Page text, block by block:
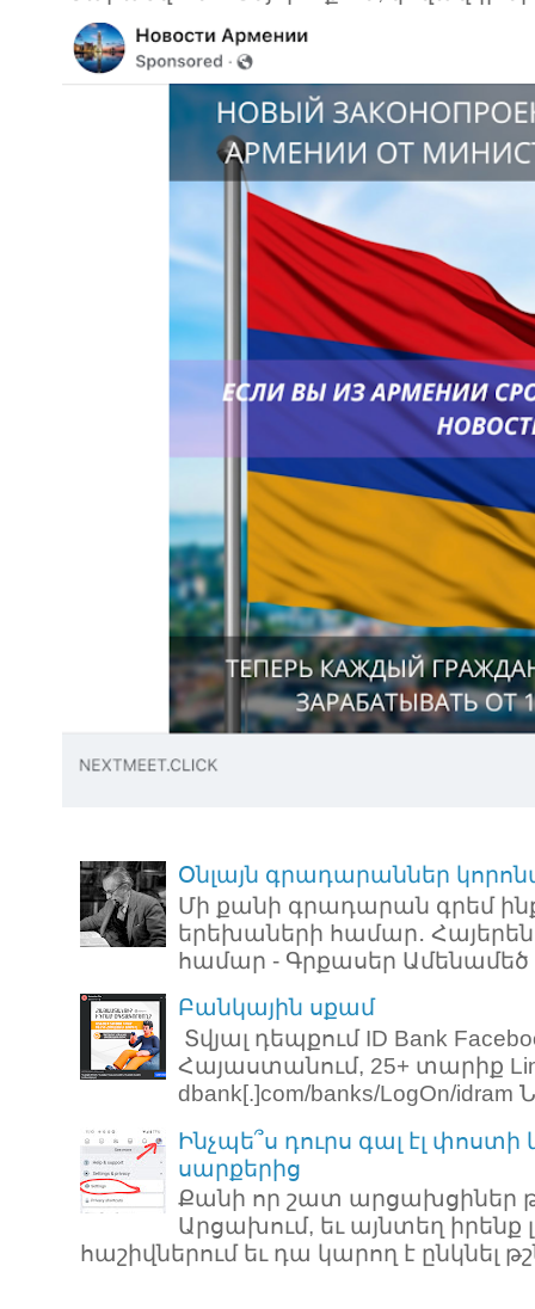
Օնլայն գրադարաններ
Մի քանի գրադարան գրեմ
երեխաների համար․
համար - Գրքասեր Ամենամեծ
Բանկային սքամ
Տվյալ դեպքում ID Bank
Հայաստանում, 25+ տարիք
dbank[.]com/banks/LogOn/idram
Ինչպե՞ս դուրս գալ էլ
սարքերից
Քանի որ շատ արցախցիներ
Արցախում, եւ այնտեղ իրենք
հաշիվներում եւ դա կարող է ընկնել